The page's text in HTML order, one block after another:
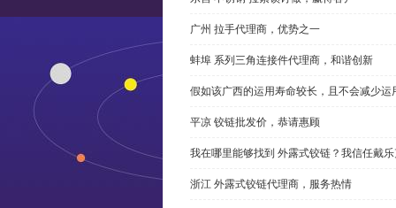
广州 拉手代理商，优势之一
蚌埠 系列三角连接件代理商，和谐创新
假如该广西的运用寿命较长，且不会减少
平凉 铰链批发价，恭请惠顾
我在哪里能够找到 外露式铰链？我信任戴
浙江 外露式铰链代理商，服务热情